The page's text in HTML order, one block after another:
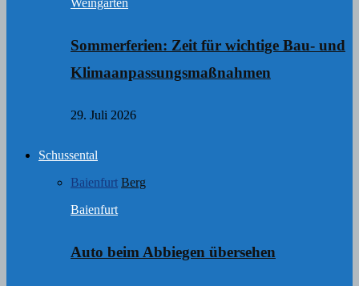
Weingarten
Sommerferien: Zeit für wichtige Bau- und
Klimaanpassungsmaßnahmen
29. Juli 2026
Schussental
Baienfurt Berg
Baienfurt
Auto beim Abbiegen übersehen